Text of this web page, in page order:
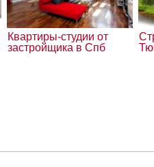
Квартиры-студии от
застройщика в Спб